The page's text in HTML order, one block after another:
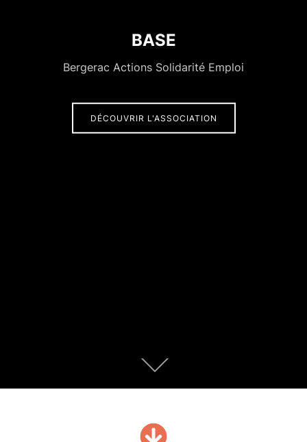
BASE
Bergerac Actions Solidarité Emploi
DÉCOUVRIR L'ASSOCIATION